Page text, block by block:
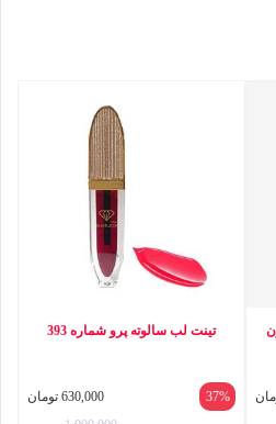
وزن
تینت لب سالوته پرو شماره 393
37%
630,000 تومان